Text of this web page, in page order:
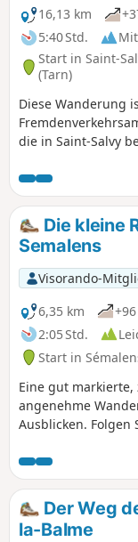
16,13 km
5:40 Std.
Start in Saint-
(Tarn)
Diese Wanderung
die in Saint-Salvy
den Chapeau de
Ihnen diese
Montagne Noire,
mit Felsen übersäte
Die kleine
Semalens
Visorando-
6,35 km
2:05 Std.
Start in
Eine gut markierte,
angenehme
Ausblicken. Folgen
und dann „Plôts
Abschnitte der
diese.Der Weg
la-Balme